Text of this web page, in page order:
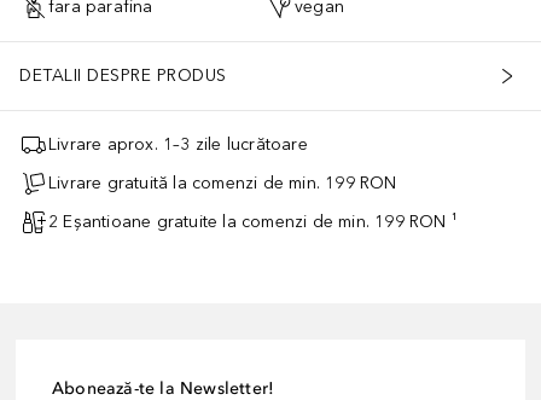
fara parafina vegan
DETALII DESPRE PRODUS
Livrare aprox. 1–3 zile lucrătoare
Livrare gratuită la comenzi de min. 199 RON
2 Eșantioane gratuite la comenzi de min. 199 RON ¹
Abonează-te la Newsletter!